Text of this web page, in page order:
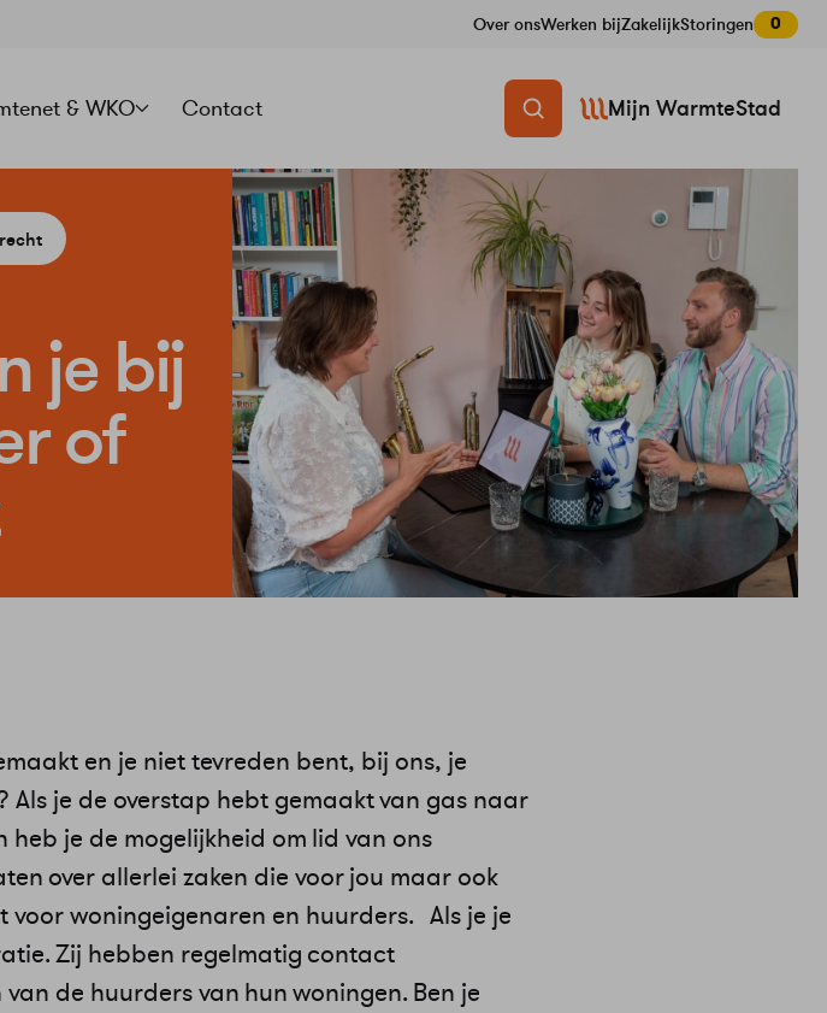
Over onsWerken bijZakelijkStoringen 0
& WKO Contact Mijn WarmteStad
je bij
of
en je niet tevreden bent, bij ons, je
je de overstap hebt gemaakt van gas naar
heb je de mogelijkheid om lid van ons
over allerlei zaken die voor jou maar ook
woningeigenaren en huurders. Als je je
Zij hebben regelmatig contact
de huurders van hun woningen. Ben je